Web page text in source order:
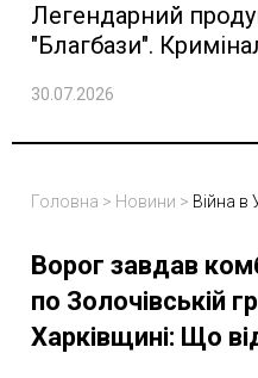
Легендарний
"Благбази".
30.07.2026
Головна > Новини > Війна в
Ворог завдав
по Золочівській
Харківщині: Що